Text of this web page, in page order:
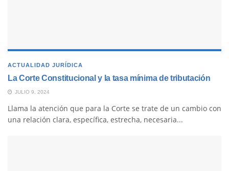
ACTUALIDAD JURÍDICA
La Corte Constitucional y la tasa mínima de tributación
JULIO 9, 2024
Llama la atención que para la Corte se trate de un cambio con
una relación clara, específica, estrecha, necesaria...